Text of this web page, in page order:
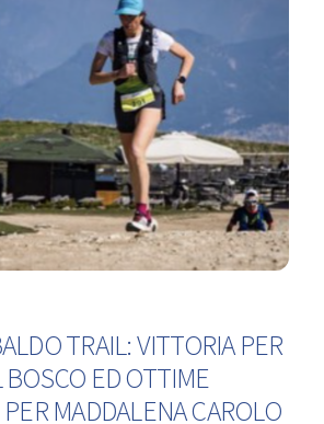
TRAIL: VITTORIA PER
ED OTTIME
MADDALENA CAROLO